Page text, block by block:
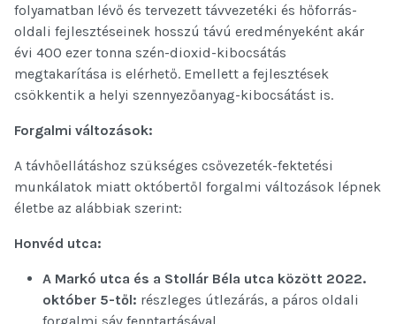
folyamatban lévő és tervezett távvezetéki és hőforrás-
oldali fejlesztéseinek hosszú távú eredményeként akár
évi 400 ezer tonna szén-dioxid-kibocsátás
megtakarítása is elérhető. Emellett a fejlesztések
csökkentik a helyi szennyezőanyag-kibocsátást is.
Forgalmi változások:
A távhőellátáshoz szükséges csővezeték-fektetési
munkálatok miatt októbertől forgalmi változások lépnek
életbe az alábbiak szerint:
Honvéd utca:
A Markó utca és a Stollár Béla utca között 2022.
október 5-től: részleges útlezárás, a páros oldali
forgalmi sáv fenntartásával.